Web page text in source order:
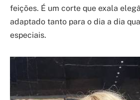
feições. É um corte que exala
adaptado tanto para o dia a dia
especiais.